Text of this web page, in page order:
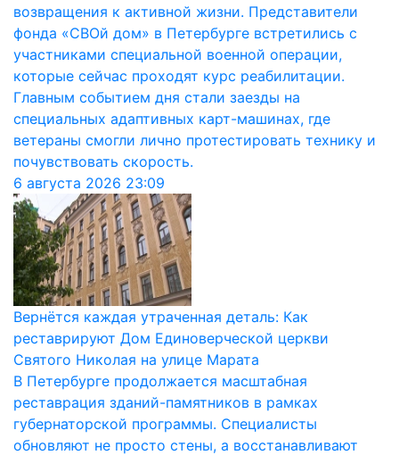
возвращения к активной жизни. Представители
фонда «СВОй дом» в Петербурге встретились с
участниками специальной военной операции,
которые сейчас проходят курс реабилитации.
Главным событием дня стали заезды на
специальных адаптивных карт-машинах, где
ветераны смогли лично протестировать технику и
почувствовать скорость.
6 августа 2026 23:09
Вернётся каждая утраченная деталь: Как
реставрируют Дом Единоверческой церкви
Святого Николая на улице Марата
В Петербурге продолжается масштабная
реставрация зданий-памятников в рамках
губернаторской программы. Специалисты
обновляют не просто стены, а восстанавливают